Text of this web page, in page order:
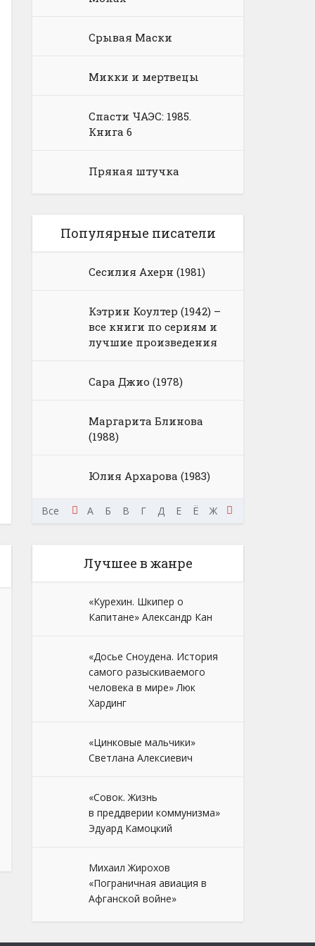
Срывая Маски
Микки и мертвецы
Спасти ЧАЭС: 1985.
Книга 6
Пряная штучка
Популярные писатели
Сесилия Ахерн (1981)
Кэтрин Коултер (1942) –
все книги по сериям и
лучшие произведения
Сара Джио (1978)
Маргарита Блинова
(1988)
Юлия Архарова (1983)
Все
Ю Я А Б В Г Д Е Ё Ж З
Лучшее в жанре
«Курехин. Шкипер о
Капитане» Александр Кан
«Досье Сноудена. История
самого разыскиваемого
человека в мире» Люк
Хардинг
«Цинковые мальчики»
Светлана Алексиевич
«Совок. Жизнь
в преддверии коммунизма»
Эдуард Камоцкий
Михаил Жирохов
«Пограничная авиация в
Афганской войне»